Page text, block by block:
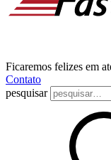
Ficaremos felizes em
Contato
pesquisar